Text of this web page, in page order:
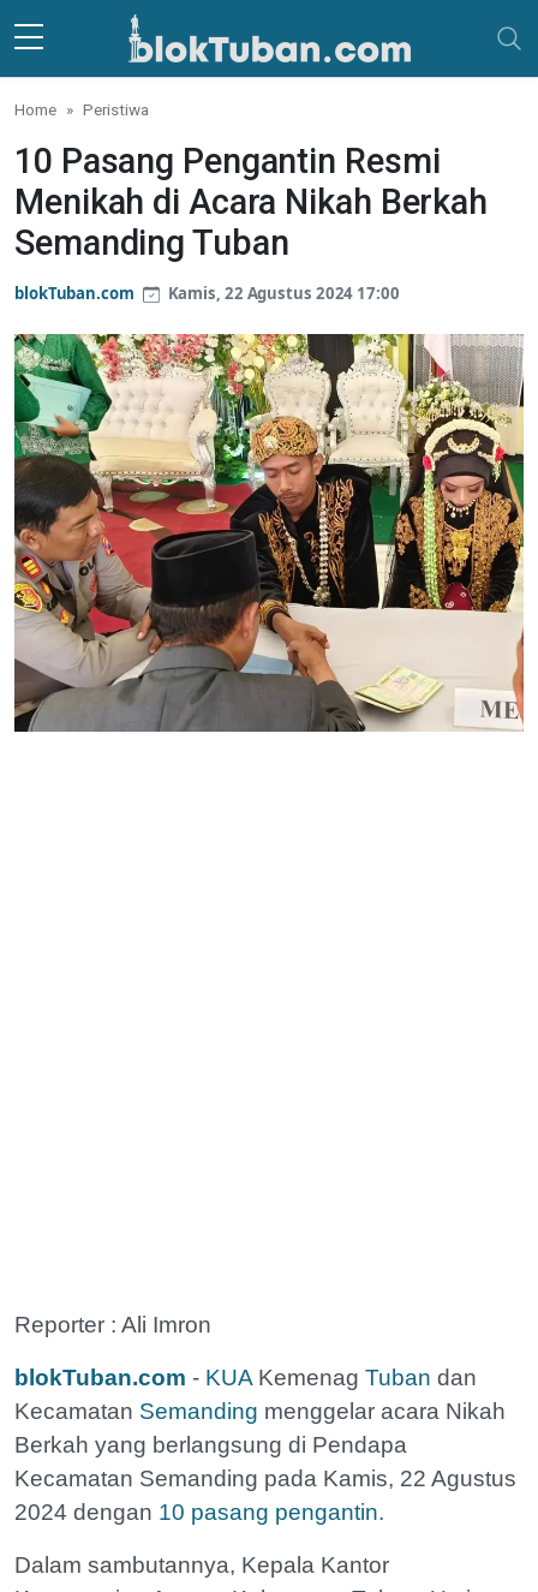
Skip to main content
Home Peristiwa
10 Pasang Pengantin Resmi
Menikah di Acara Nikah Berkah
Semanding Tuban
blokTuban.com Kamis, 22 Agustus 2024 17:00
Reporter : Ali Imron
blokTuban.com - KUAKemenag Tuban dan
Kecamatan Semanding menggelar acara Nikah
Berkah yang berlangsung di Pendapa
Kecamatan Semanding pada Kamis, 22 Agustus
2024 dengan 10 pasang pengantin.
Dalam sambutannya, Kepala Kantor